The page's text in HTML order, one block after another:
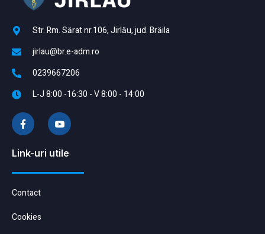
Str. Rm. Sărat nr.106, Jirlău, jud. Brăila
jirlau@br.e-adm.ro
0239667206
L-J 8:00 -16:30 - V 8:00 - 14:00
Link-uri utile
Contact
Cookies